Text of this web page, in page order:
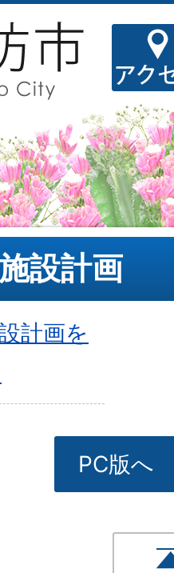
設計画
計画を
PC版へ